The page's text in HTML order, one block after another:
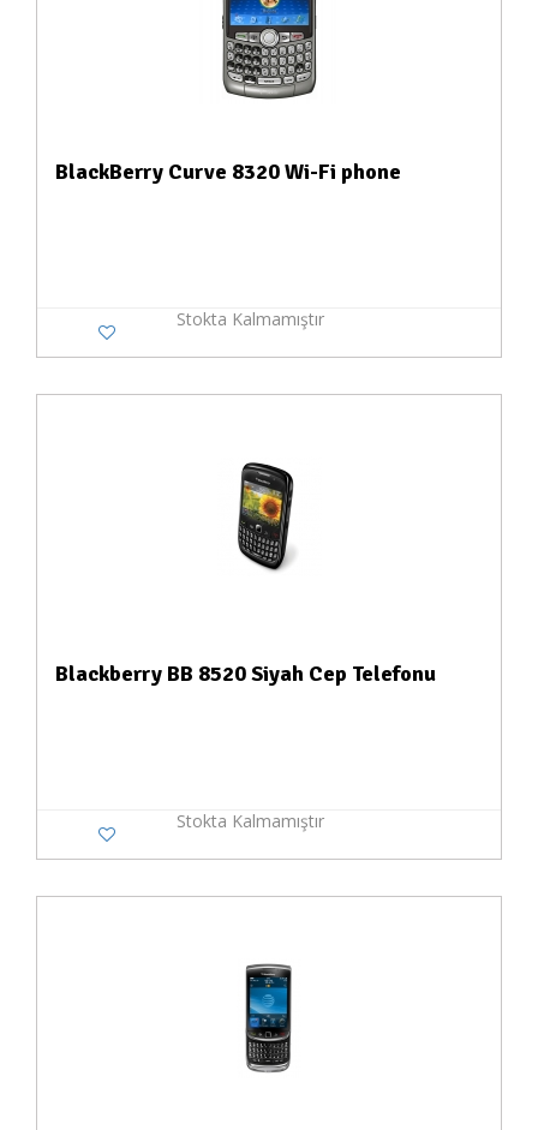
BlackBerry Curve 8320 Wi-Fi phone
Stokta Kalmamıştır
Blackberry BB 8520 Siyah Cep Telefonu
Stokta Kalmamıştır